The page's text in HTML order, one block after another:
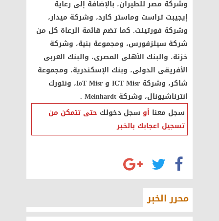
وشركة مصر للطيران، بالإضافة إلى رعاية
إيجيبت تراست وماستر كارد، وشركة ميدار،
وشركة فورتينت. كما تضم قائمة الرعاة كل من
شركة سيلزفورس، ومجموعة بنية، وشركة
خزنة، والبنك الأهلى المصرى، والبنك العربى
الأفريقى الدولى، وبنك الإسكندرية، ومجموعة
شاكر، وشركة ICT Misr و IoT Misr، ونتورك
انترناشيونال، وشركة Meinhardt .
سجل معنا أو سجل دخولك حتى تتمكن من
تسجيل اعجابك بالخبر
محرر الخبر